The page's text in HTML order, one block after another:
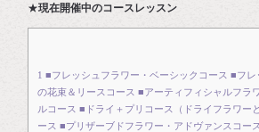
★現在開催中のコースレッスン
1 ■フレッシュフラワー・ベーシックコース ■フ
の花束＆リースコース ■アーティフィシャルフラ
ルコース ■ドライ＋プリコース（ドライフラワ
ース ■プリザーブドフラワー・アドヴァンスコース